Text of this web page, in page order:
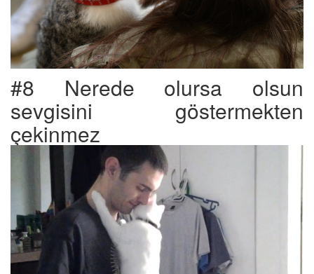
#8 Nerede olursa olsun
sevgisini göstermekten
çekinmez